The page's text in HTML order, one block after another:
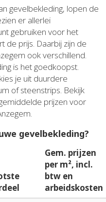
gevelbekleding, lopen de
er allerlei
gebruiken voor het
de prijs. Daarbij zijn de
ook verschillend.
is het goedkoopst.
je uit duurdere
of steenstrips. Bekijk
prijzen voor
gevelbekleding?
Gem. prijzen
per m², incl.
btw en
arbeidskosten